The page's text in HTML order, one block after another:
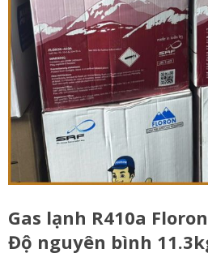
Gas lạnh R410a
Độ nguyên bình